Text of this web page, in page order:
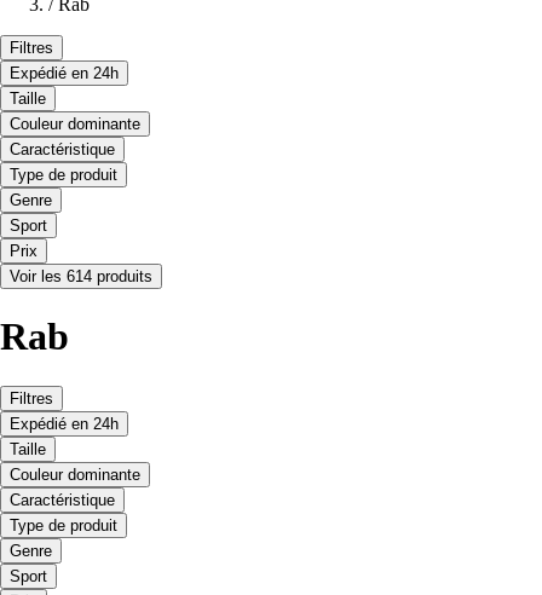
/ Rab
Filtres
Expédié en 24h
Taille
Couleur dominante
Caractéristique
Type de produit
Genre
Sport
Prix
Voir les 614 produits
Rab
Filtres
Expédié en 24h
Taille
Couleur dominante
Caractéristique
Type de produit
Genre
Sport